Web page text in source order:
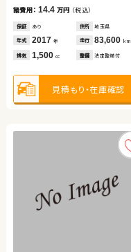
諸費用：14.4 万円 （税込）
保証 あり 住所 埼玉県
年式 2017 年 走行 83,600 km
排気 1,500 cc 整備 法定整備付
見積もり・在庫確認
諸費用：11.3 万円 （税込）
保証 あり 住所 埼玉県
年式 2018 年 走行 26,000 km
排気 1,500 cc 整備 法定整備付
見積もり・在庫確認
261.6万円
車両本体価格
諸費用：13.5万円 （税込）
保証 あり 住所 埼玉県
排気 2,000cc 整備 なし